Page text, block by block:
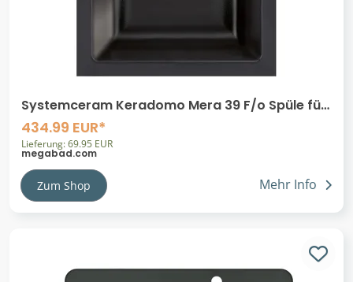
Systemceram Keradomo Mera 39 F/o Spüle für
flächenbündigen Einbau mit Handbetätigung,
ohne Hahnlochbohrung
434.99 EUR*
Lieferung: 69.95 EUR
megabad.com
Zum Shop Mehr Info